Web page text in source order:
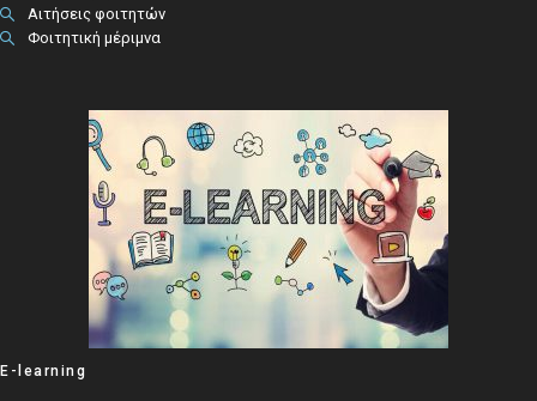
Αιτήσεις φοιτητών
Φοιτητική μέριμνα
E-learning